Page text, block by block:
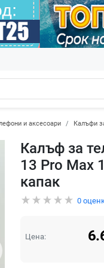
и аксесоари Калъфи
Калъф за
13 Pro Max
капак
0
Цена: